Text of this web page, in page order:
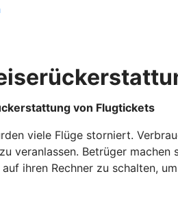
von Flugtickets
viele Flüge storniert.
veranlassen. Betrüger
ihren Rechner zu schalten,